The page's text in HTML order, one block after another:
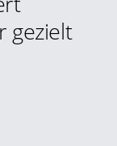
gezielt